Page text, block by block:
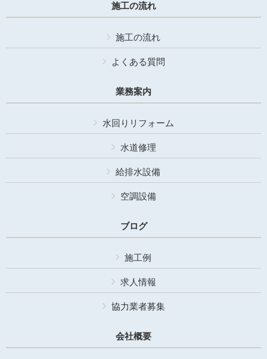
施工の流れ
施工の流れ
よくある質問
業務案内
水回りリフォーム
水道修理
給排水設備
空調設備
ブログ
施工例
求人情報
協力業者募集
会社概要